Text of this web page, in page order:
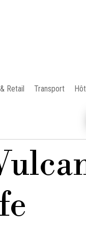
Retail Transport